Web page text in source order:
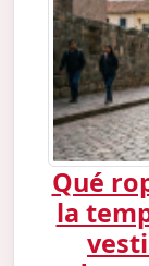
Qué
la